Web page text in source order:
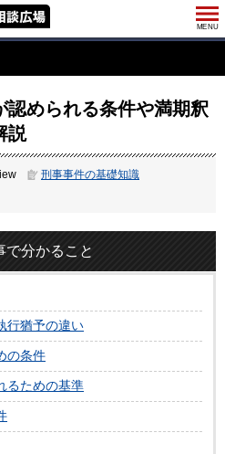
認められる条件や満期釈
説
刑事事件の基礎知識
で分かること
行猶予の違い
の条件
るための基準